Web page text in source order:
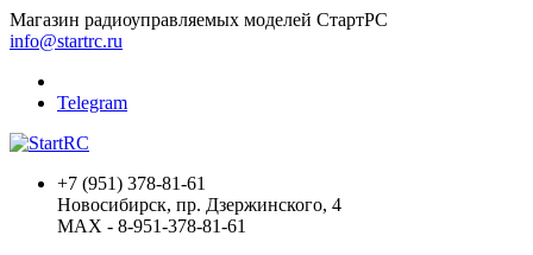
Магазин радиоуправляемых моделей СтартРС
info@startrc.ru
Telegram
+7 (951) 378-81-61
Новосибирск, пр. Дзержинского, 4
MAX - 8-951-378-81-61